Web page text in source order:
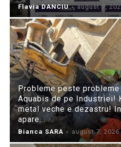
Flavia DANCIU - august 7,
Probleme peste
Aquabis de pe Industriei!
metal veche e dezastru!
apare...
Bianca SARA - august 7, 2026